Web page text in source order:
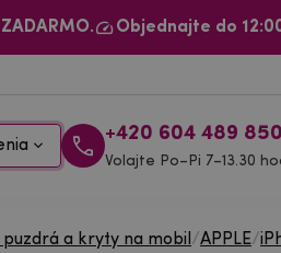
Objednajte do
+420 604 489 850
Volajte Po–Pi 7–13.30
a kryty na mobil /APPLE/